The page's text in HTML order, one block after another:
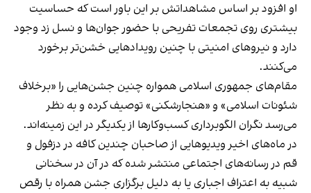
او افزود بر اساس مشاهداتش بر این باور است که حساسیت
بیشتری روی تجمعات تفریحی با حضور جوان‌ها و نسل زد وجود
دارد و نیروهای امنیتی با چنین رویدادهایی خشن‌تر برخورد
می‌کنند.
مقام‌های جمهوری اسلامی همواره چنین جشن‌هایی را «برخلاف
شئونات اسلامی» و «هنجارشکنی» توصیف کرده و به نظر
می‌رسد نگران الگوبرداری کسب‌وکارها از یکدیگر در این زمینه‌اند.
در ماه‌های اخیر ویدیوهایی از صاحبان چندین کافه در دزفول و
قم در رسانه‌های اجتماعی منتشر شده که در آن در سخنانی
شبیه به اعتراف اجباری یا به دلیل برگزاری جشن همراه با رقص